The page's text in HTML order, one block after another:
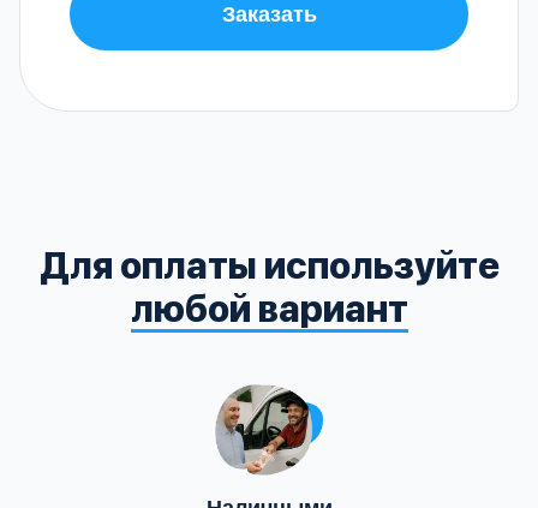
Заказать
Для оплаты используйте
любой вариант